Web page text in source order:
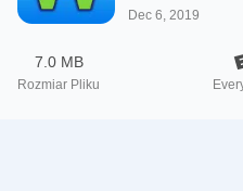
Dec 6, 2019
7.0 MB
Rozmiar Pliku